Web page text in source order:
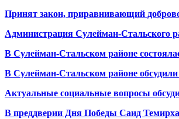
Принят закон, приравнивающий
Администрация Сулейман-Стальского
В Сулейман-Стальском районе
В Сулейман-Стальском районе
Актуальные социальные вопросы
В преддверии Дня Победы Саид